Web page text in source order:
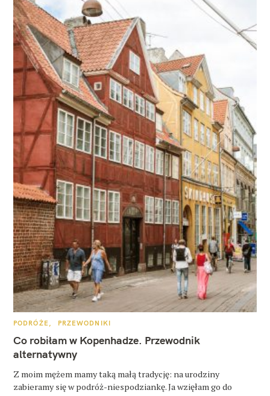
K
T
E
G
O
I
PODRÓŻE PRZEWODNIKI
Co robiłam w Kopenhadze. Przewodnik
alternatywny
Z moim mężem mamy taką małą tradycję: na urodziny
zabieramy się w podróż-niespodziankę. Ja wzięłam go do